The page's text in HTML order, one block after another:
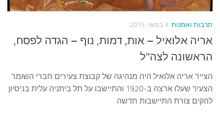
עצות סבתא
נווה הבלוגים
קשר משפחתי
כתבו אלינו
תרבות ואמנות 3 במאי, 2015
אריה אלואיל – אות, דמות, נוף – הגדה לפסח,
הראשונה לצה"ל
הצייר אריה אלואיל היה מנהיגה של קבוצת צעירים חברי השומר
הצעיר שעלו ארצה ב-1920 והתיישבו על תל ביתניה עלית בניסיון
להקים צורת התיישבות חדשה.